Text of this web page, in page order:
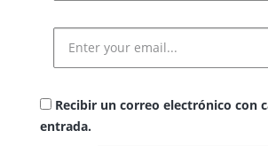
Recibir un correo electrónico con
entrada.